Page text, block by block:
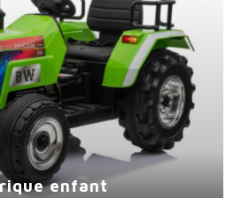
enfant